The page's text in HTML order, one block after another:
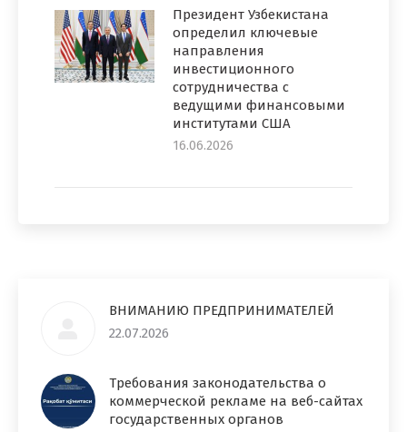
Президент Узбекистана
определил ключевые
направления
инвестиционного
сотрудничества с
ведущими финансовыми
институтами США
16.06.2026
ВНИМАНИЮ ПРЕДПРИНИМАТЕЛЕЙ
22.07.2026
Требования законодательства о
коммерческой рекламе на веб-сайтах
государственных органов